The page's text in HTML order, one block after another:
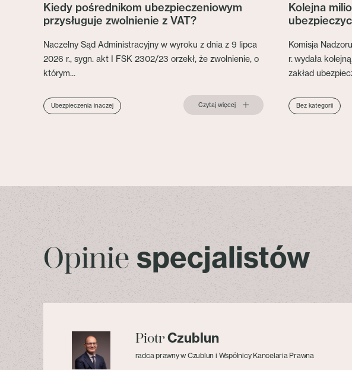
Kiedy pośrednikom ubezpieczeniowym
przysługuje zwolnienie z VAT?
Naczelny Sąd Administracyjny w wyroku z dnia z 9 lipca
2026 r., sygn. akt I FSK 2302/23 orzekł, że zwolnienie, o
którym...
Ubezpieczenia inaczej Czytaj więcej
Kolejna
Komisja
r. wydała
zakład
Bez kategorii
Opinie specjalistów
PiotrCzublun
radca prawny w Czublun i Wspólnicy Kancelaria Prawna